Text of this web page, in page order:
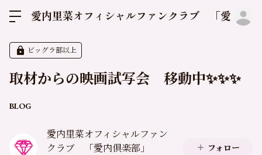
愛内里菜オフィシャルファンクラブ 「愛内倶
ビッグラ部以上
取材からの映画試写会 移動中✨✨✨
BLOG
愛内里菜オフィシャルファン
クラブ 「愛内倶楽部」
フォロー